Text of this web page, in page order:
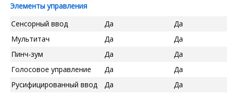
Элементы управления
Сенсорный ввод
Да
Да
Мультитач
Да
Да
Пинч-зум
Да
Да
Голосовое управление
Да
Да
Русифицированный ввод
Да Да